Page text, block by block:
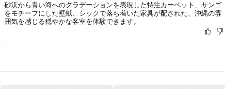
砂浜から青い海へのグラデーションを表現した特注カーペット、サンゴ
をモチーフにした壁紙、シックで落ち着いた家具が配された、沖縄の雰
囲気を感じる穏やかな客室を体験できます。